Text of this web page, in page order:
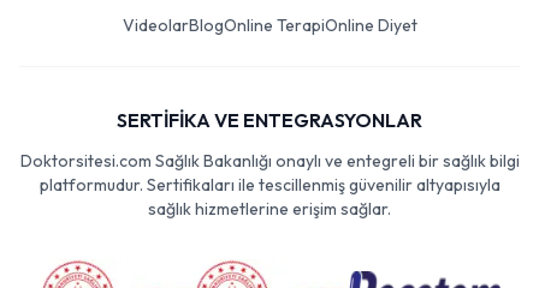
VideolarBlogOnline TerapiOnline Diyet
SERTİFİKA VE ENTEGRASYONLAR
Doktorsitesi.com Sağlık Bakanlığı onaylı ve entegreli bir sağlık bilgi
platformudur. Sertifikaları ile tescillenmiş güvenilir altyapısıyla
sağlık hizmetlerine erişim sağlar.